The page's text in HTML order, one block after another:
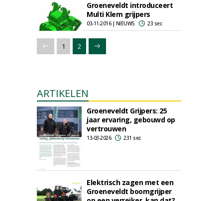
Groeneveldt introduceert
Multi Klem grijpers
03-11-2016 | NIEUWS 23 sec
1 2
ARTIKELEN
Groeneveldt Grijpers: 25
jaar ervaring, gebouwd op
vertrouwen
13-03-2026 231 sec
Elektrisch zagen met een
Groeneveldt boomgrijper